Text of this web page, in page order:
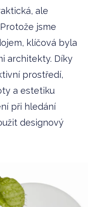
ale
jsme
klíčová byla
architekty. Díky
prostředí,
a estetiku
při hledání
designový